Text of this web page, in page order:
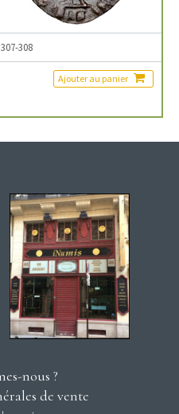
308
Ajouter au panier
nous ?
de vente